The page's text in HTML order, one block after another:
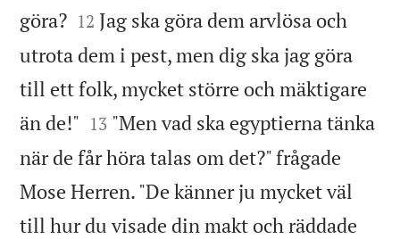
göra?
12 Jag ska göra dem arvlösa och
utrota dem i pest, men dig ska jag göra
till ett folk, mycket större och mäktigare
än de!" 

13 "Men vad ska egyptierna tänka
när de får höra talas om det?" frågade
Mose Herren. "De känner ju mycket väl
till hur du visade din makt och räddade